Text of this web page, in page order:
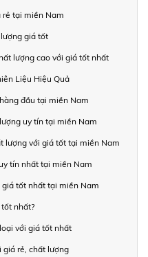
rẻ tại miền Nam
giá tốt
lượng cao với giá tốt nhất
Liệu Hiệu Quả
đầu tại miền Nam
uy tín tại miền Nam
lượng với giá tốt tại miền Nam
tín nhất tại miền Nam
tốt nhất tại miền Nam
nhất?
với giá tốt nhất
giá rẻ, chất lượng